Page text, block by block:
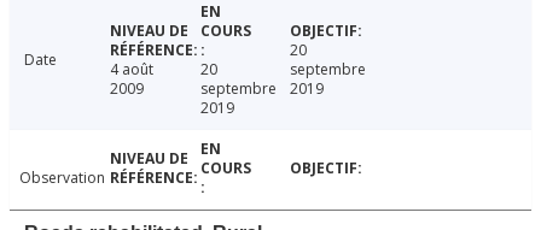
Date
4 août
2009
20
septembre
2019
20
septembre
2019
Observation